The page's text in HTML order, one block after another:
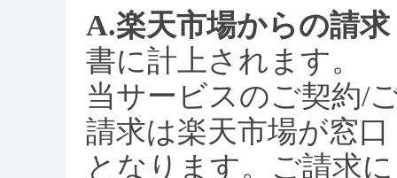
楽天市場からの請求
書に計上されます。
当サービスのご契約/
請求は楽天市場が窓口
となります。ご請求に